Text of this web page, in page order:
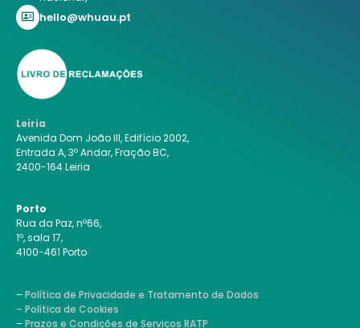
hello@whuau.pt
Leiria
Avenida Dom João III, Edifício 2002,
Entrada A, 3º Andar, Fração BC,
2400-164 Leiria
Porto
Rua da Paz, nº66,
1º, sala 17,
4100-461 Porto
–Política de Privacidade e Tratamento de Dados
– Política de Cookies
–Prazos e Condições de Serviços RATP